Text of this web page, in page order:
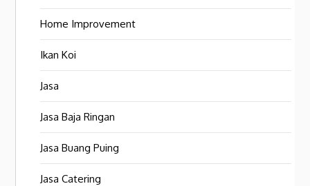
Home Improvement
Ikan Koi
Jasa
Jasa Baja Ringan
Jasa Buang Puing
Jasa Catering